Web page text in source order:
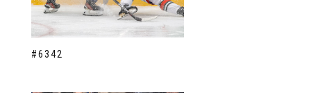
#6342